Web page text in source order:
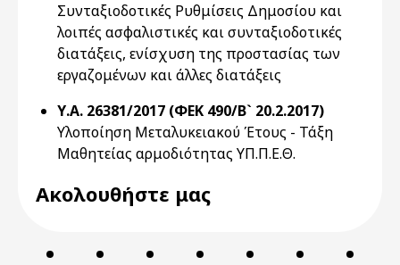
Συνταξιοδοτικές Ρυθμίσεις Δημοσίου και
λοιπές ασφαλιστικές και συνταξιοδοτικές
διατάξεις, ενίσχυση της προστασίας των
εργαζομένων και άλλες διατάξεις
Υ.Α. 26381/2017 (ΦΕΚ 490/Β` 20.2.2017)
Υλοποίηση Μεταλυκειακού Έτους - Τάξη
Μαθητείας αρμοδιότητας ΥΠ.Π.Ε.Θ.
Ακολουθήστε μας